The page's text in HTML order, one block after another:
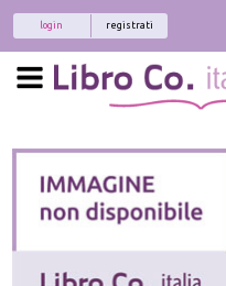
registrati
login